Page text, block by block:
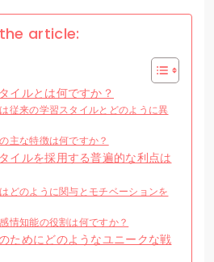
article:
イルとは何ですか？
従来の学習スタイルとどのように異
主な特徴は何ですか？
イルを採用する普遍的な利点は
どのように関与とモチベーションを
情知能の役割は何ですか？
ためにどのようなユニークな戦